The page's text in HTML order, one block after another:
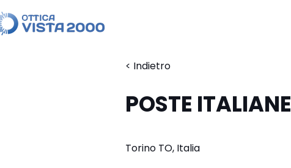
< Indietro
POSTE ITALIANE
Torino TO, Italia